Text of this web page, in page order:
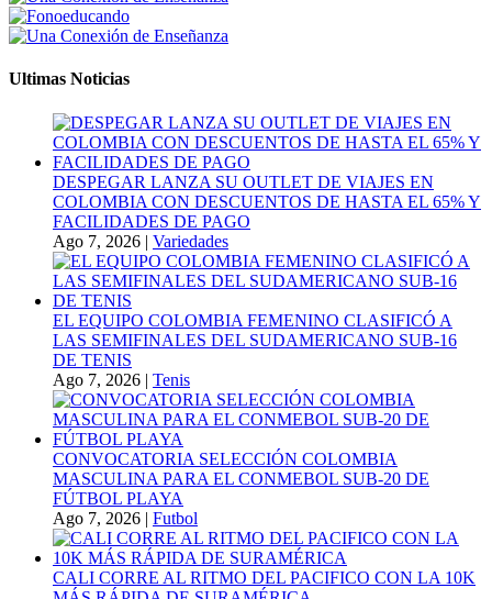
Ultimas Noticias
DESPEGAR LANZA SU OUTLET DE VIAJES EN
COLOMBIA CON DESCUENTOS DE HASTA EL 65% Y
FACILIDADES DE PAGO
Ago 7, 2026 | Variedades
EL EQUIPO COLOMBIA FEMENINO CLASIFICÓ A
LAS SEMIFINALES DEL SUDAMERICANO SUB-16
DE TENIS
Ago 7, 2026 | Tenis
CONVOCATORIA SELECCIÓN COLOMBIA
MASCULINA PARA EL CONMEBOL SUB-20 DE
FÚTBOL PLAYA
Ago 7, 2026 | Futbol
CALI CORRE AL RITMO DEL PACIFICO CON LA 10K